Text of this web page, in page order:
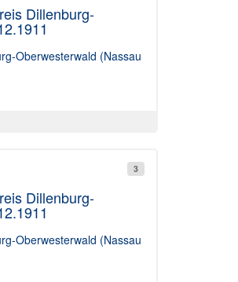
Dillenburg-
Oberwesterwald (Nassau
3
Dillenburg-
Oberwesterwald (Nassau